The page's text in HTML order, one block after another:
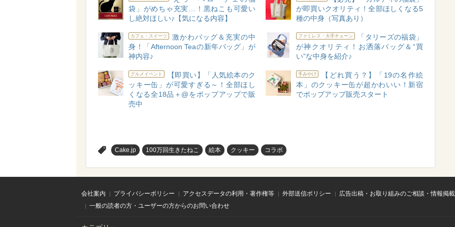
袋」がめちゃ充実…！黒ねこも可愛い
し絶対ほしい♪【気になる内容】
が即買いクオリティ！全部ほしくなる5
種の中身（写真あり）
カフェ・スイーツ
激かわバッグ＆充実の中
身！「Afternoon Teaの新年バッグ」が
神内容♪
ファミレス・大手チェーン
「タリーズの福袋」
が神クオリティ！お洒落バッグ＆“買
い”な中身を紹介♪
グルメイベント
【即買い】「人気絵本のク
ッキー缶」が可愛すぎる～！全部ほし
くなる全18品＋@をポップアップで販
売中
手みやげ
【どれ買う？】「19の名作絵
本」のクッキー缶が超かわいい！新宿
でポップアップ販売スタート
Cake.jp 100万回生きたねこ 絵本 クッキー コラボ
会社案内 プライバシーポリシー アクセスデータの利用・著作権等 外部送信ポリシー
広告出稿・お取り組みのご相談・情報掲
一般の読者の方・ユーザーの方からのお問い合わせ